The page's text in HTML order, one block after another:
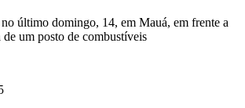
último domingo, 14, em Mauá, em frente a
um posto de combustíveis